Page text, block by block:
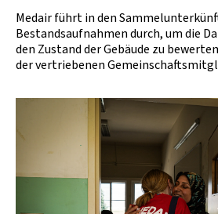
Medair führt in den
Bestandsaufnahmen durch, um die
den Zustand der Gebäude zu
der vertriebenen